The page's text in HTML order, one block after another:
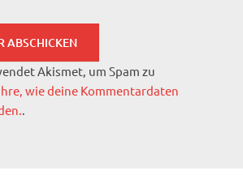
Akismet, um Spam zu
wie deine Kommentardaten
.